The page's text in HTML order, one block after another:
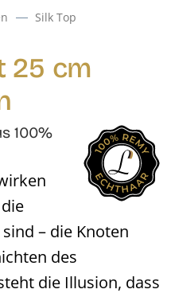
Silk Top
25 cm
100%
– die Knoten
des
die Illusion, dass